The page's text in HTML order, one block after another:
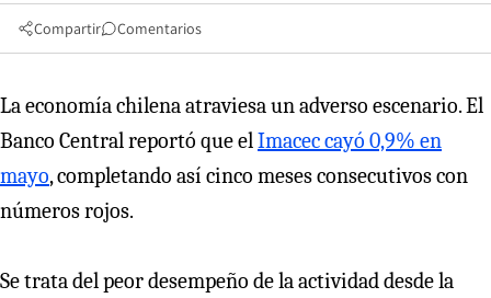
Compartir Comentarios
La economía chilena atraviesa un adverso escenario. El
Banco Central reportó que elImacec cayó 0,9% en
mayo, completando así cinco meses consecutivos con
números rojos.
Se trata del peor desempeño de la actividad desde la